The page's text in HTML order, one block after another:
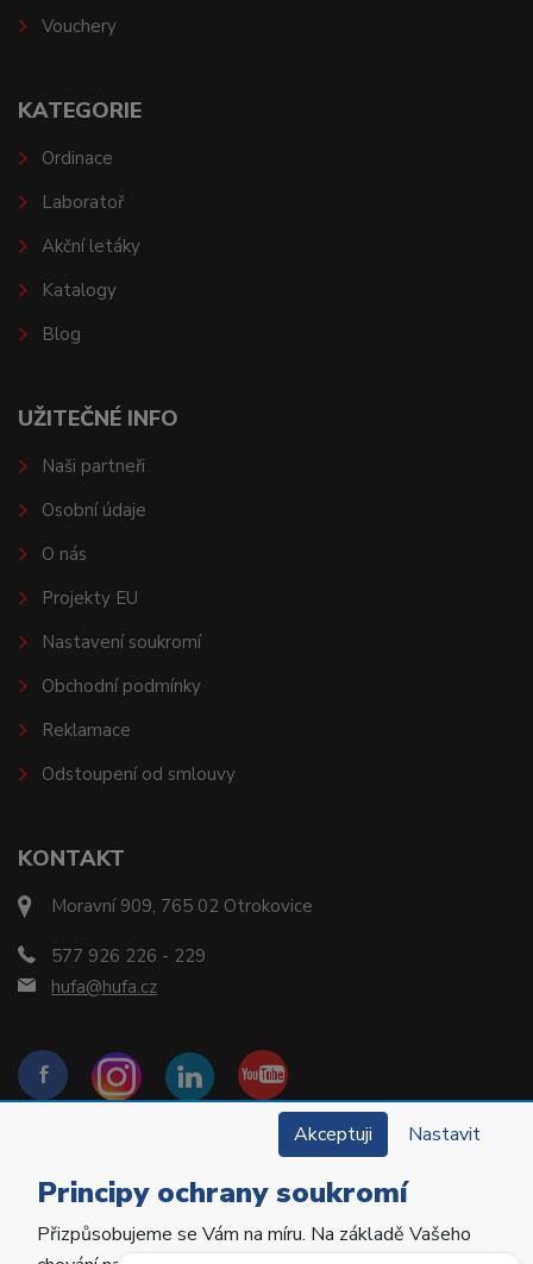
KONTAKT
Moravní 909, 765 02 Otrokovice
577 926 226 - 229
hufa@hufa.cz
Vouchery
KATEGORIE
Ordinace
Laboratoř
Akční letáky
Katalogy
Blog
UŽITEČNÉ INFO
Naši partneři
Osobní údaje
O nás
Projekty EU
Nastavení soukromí
Obchodní podmínky
Reklamace
Odstoupení od smlouvy
Copyright © 2022 Hu-Fa Dental a.s. Všechna práva
Akceptuji Nastavit
Principy ochrany soukromí
Přizpůsobujeme se Vám na míru. Na základě Vašeho